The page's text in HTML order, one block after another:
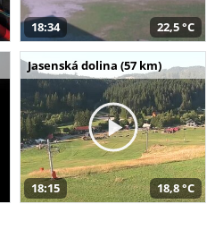
18:34 22,5 °C
Jasenská dolina (57 km)
18:15 18,8 °C